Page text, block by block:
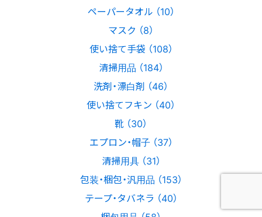
ペーパータオル （10）
マスク （8）
使い捨て手袋 （108）
清掃用品 （184）
洗剤・漂白剤 （46）
使い捨てフキン （40）
靴 （30）
エプロン・帽子 （37）
清掃用具 （31）
包装・梱包・汎用品 （153）
テープ・タバネラ （40）